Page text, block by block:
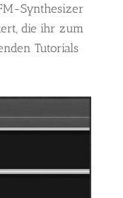
Synthesizer
die ihr zum
Tutorials